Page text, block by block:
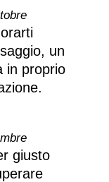
un
in proprio
giusto